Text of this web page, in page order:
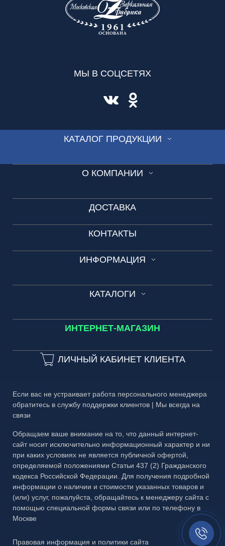
КАТАЛОГ ПРОДУКЦИИ
СТЕКЛО
ДУШЕВЫЕ
МЕТАЛЛ
О КОМПАНИИ
Производство
Видео-презентация
Вакансии
Вопросы и ответы
3D-тур
3D-тур на производство
ДОСТАВКА
КОНТАКТЫ
ИНФОРМАЦИЯ
Технические условия
Частые вопросы
Публичная оферта
КАТАЛОГИ
Каталог №1 Зеркальные изделия
Каталог №3 Двери
Каталог №5 Стеклянные ограждения
Каталог №7 Матовые рисунки
Каталог №8 Скинали и кухонные фартуки
Каталог №9 Алмазная гравировка
Каталог №11 Эксклюзивный багет
ИНТЕРНЕТ-МАГАЗИН
ЛИЧНЫЙ КАБИНЕТ КЛИЕНТА
МЫ В СОЦСЕТЯХ
Если вас не устраивает работа персонального менеджера
обратитесь в службу поддержки клиентов | Мы всегда на
связи
Обращаем ваше внимание на то, что данный интернет-
сайт носит исключительно информационный характер и ни
при каких условиях не является публичной офертой,
определяемой положениями Статьи 437 (2) Гражданского
кодекса Российской Федерации. Для получения подробной
информации о наличии и стоимости указанных товаров и
(или) услуг, пожалуйста, обращайтесь к менеджеру сайта с
помощью специальной формы связи или по телефону в
Москве
Правовая информация и политики сайта
Заказать
звонок//